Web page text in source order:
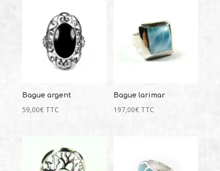
Bague argent
59,00€ TTC
Bague larimar
197,00€ TTC